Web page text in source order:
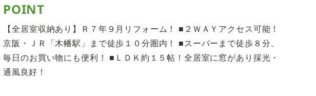
POINT
【全居室収納あり】Ｒ７年９月リフォーム！ ■２ＷＡＹアクセス可能！
京阪・ＪＲ「木幡駅」まで徒歩１０分圏内！ ■スーパーまで徒歩８分、
毎日のお買い物にも便利！ ■ＬＤＫ約１５帖！全居室に窓があり採光・
通風良好！